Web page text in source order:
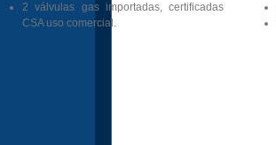
2 válvulas gas importadas, certificadas
CSA uso comercial.